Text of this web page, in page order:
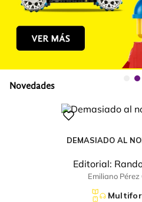
Novedades
DEMASIADO AL
Editorial:
Emiliano Pérez